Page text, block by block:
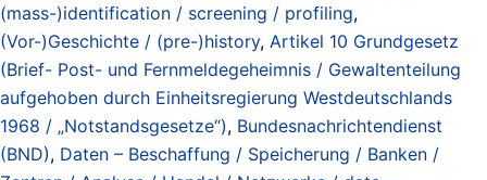
(mass-)identification / screening / profiling,
(Vor-)Geschichte / (pre-)history, Artikel 10 Grundgesetz
(Brief- Post- und Fernmeldegeheimnis / Gewaltenteilung
aufgehoben durch Einheitsregierung Westdeutschlands
1968 / „Notstandsgesetze“), Bundesnachrichtendienst
(BND), Daten – Beschaffung / Speicherung / Banken /